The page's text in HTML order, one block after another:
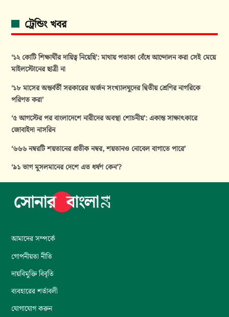
ট্রেন্ডিং খবর
‘১২ কোটি শিক্ষার্থীর দায়িত্ব নিয়েছি’: মাথায় পতাকা বেঁধে আন্দোলন করা সেই মেয়ে
মাইলস্টোনের ছাত্রী না
‘১৮ মাসের অন্তর্বর্তী সরকারের অর্জন সংখ্যালঘুদের দ্বিতীয় শ্রেণির নাগরিকে
পরিণত করা’
‘৫ আগস্টের পর বাংলাদেশে নারীদের অবস্থা শোচনীয়’: একান্ত সাক্ষাৎকারে
জোবাইদা নাসরিন
‘৬৬৬ নম্বরটি শয়তানের প্রতীক নম্বর, শয়তানও নোবেল বাগাতে পারে’
‘৯১ ভাগ মুসলমানের দেশে এত ধর্ষণ কেন’?
আমাদের সম্পর্কে
গোপনীয়তা নীতি
দায়বিমুক্তি বিবৃতি
ব্যবহারের শর্তাবলী
যোগাযোগ করুন